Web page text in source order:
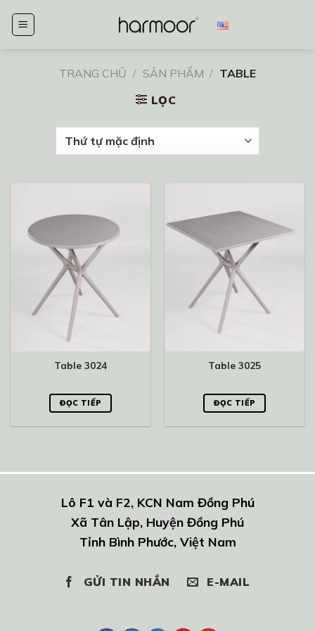
đến
TRANG CHỦ / SẢN PHẨM / TABLE
LỌC
Table 3024
ĐỌC TIẾP
Table 3025
ĐỌC TIẾP
Lô F1 và F2, KCN Nam Đồng Phú
Xã Tân Lập, Huyện Đồng Phú
Tỉnh Bình Phước, Việt Nam
GỬI TIN NHẮN E-MAIL